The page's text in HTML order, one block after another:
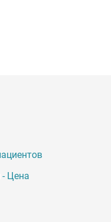
- Цена